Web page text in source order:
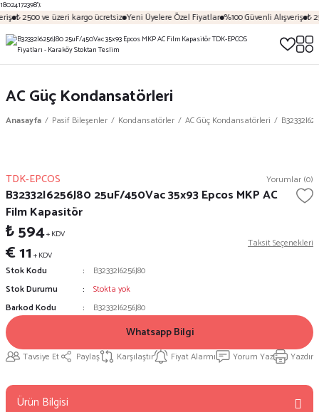
18024172398');
₺ 2500 ve üzeri kargo ücretsiz Yeni Üyelere Özel Fiyatlar %100 Güvenli Alışveriş ₺
AC Güç Kondansatörleri
Anasayfa Pasif Bileşenler Kondansatörler AC Güç Kondansatörleri
TDK-EPCOS Yorumlar (0)
B32332I6256J80 25uF/450Vac 35x93 Epcos MKP AC
Film Kapasitör
₺ 594+ KDV
€ 11 + KDV
Taksit Seçenekleri
Stok Kodu
B32332I6256J80
Stok Durumu
Stokta yok
Barkod Kodu
B32332I6256J80
Whatsapp Bilgi
Tavsiye Et Paylaş Karşılaştır Fiyat Alarmı Yorum Yaz Yazdır
Ürün Bilgisi